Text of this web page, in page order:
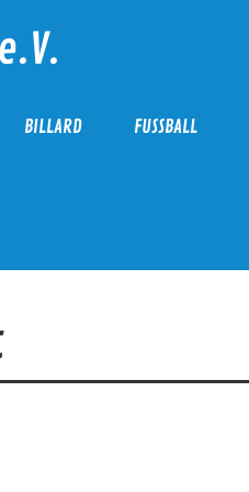
BILLARD FUSSBALL